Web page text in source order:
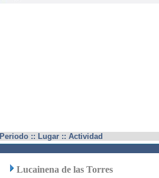
Periodo :: Lugar :: Actividad
Lucainena de las Torres